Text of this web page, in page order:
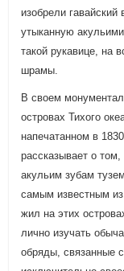
изобрели гавайский
утыканную
такой рукавице, на
шрамы.
В своем
островах Тихого
напечатанном в
рассказывает о
акульим зубам
самым известным
жил на этих
лично изучать
обряды, связанные